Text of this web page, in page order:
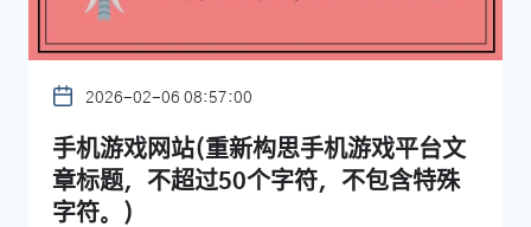
2026-02-06 08:57:00
手机游戏网站(重新构思手机游戏平台文
章标题，不超过50个字符，不包含特殊
字符。)